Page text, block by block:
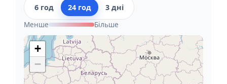
6 год 24 год
3 дні
Менше
Більше
+
−